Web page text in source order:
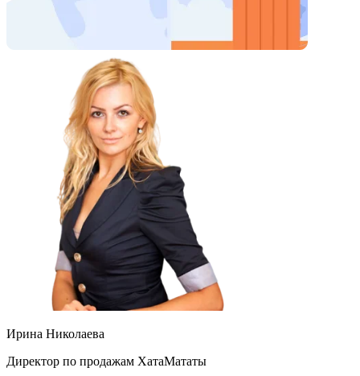
Ирина Николаева
Директор по продажам ХатаМататы